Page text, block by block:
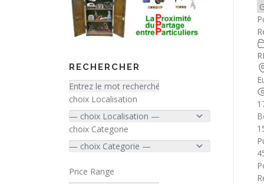
RECHERCHER
choix Localisation
choix Categorie
Price Range